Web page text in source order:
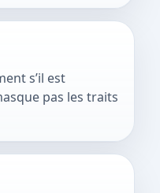
s’il est
pas les traits